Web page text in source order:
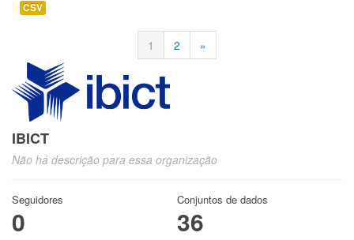
CSV
1 2 »
IBICT
Não há descrição para essa organização
Seguidores
0
Conjuntos de dados
36